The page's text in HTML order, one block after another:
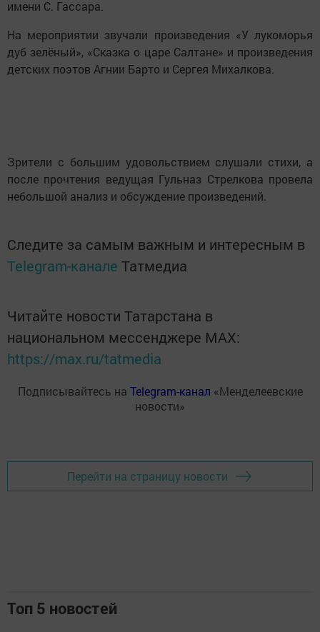
имени С. Гассара.
На мероприятии звучали произведения «У лукоморья
дуб зелёный», «Сказка о царе Салтане» и произведения
детских поэтов Агнии Барто и Сергея Михалкова.
Зрители с большим удовольствием слушали стихи, а
после прочтения ведущая Гульназ Стрелкова провела
небольшой анализ и обсуждение произведений.
Следите за самым важным и интересным в
Telegram-канале Татмедиа
Читайте новости Татарстана в
национальном мессенджере MАХ:
https://max.ru/tatmedia
Подписывайтесь на Telegram-канал «Менделеевские
новости»
Перейти на страницу новости
Топ 5 новостей